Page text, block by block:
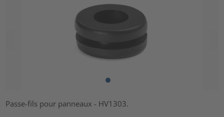
Passe-fils pour panneaux - HV1303.